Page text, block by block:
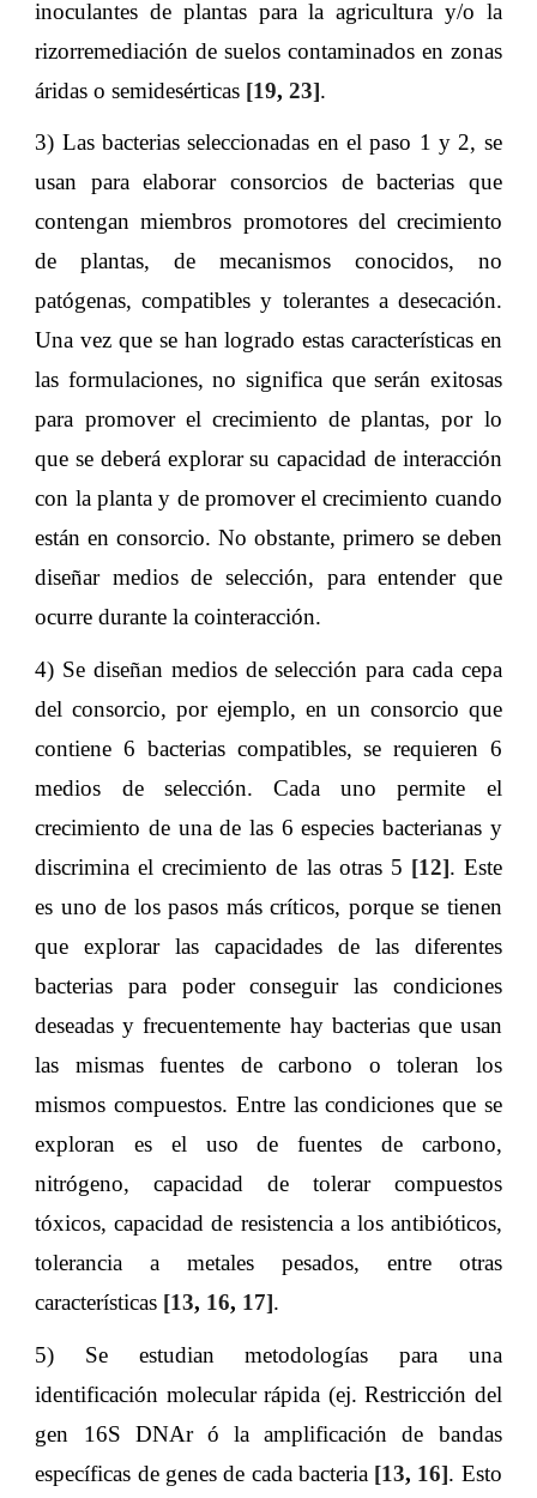
inoculantes de plantas para la agricultura y/o la
rizorremediación de suelos contaminados en zonas
áridas o semidesérticas [19,23].
3) Las bacterias seleccionadas en el paso 1 y 2, se
usan para elaborar consorcios de bacterias que
contengan miembros promotores del crecimiento
de plantas, de mecanismos conocidos, no
patógenas, compatibles y tolerantes a desecación.
Una vez que se han logrado estas características en
las formulaciones, no significa que serán exitosas
para promover el crecimiento de plantas, por lo
que se deberá explorar su capacidad de interacción
con la planta y de promover el crecimiento cuando
están en consorcio. No obstante, primero se deben
diseñar medios de selección, para entender que
ocurre durante la cointeracción.
4) Se diseñan medios de selección para cada cepa
del consorcio, por ejemplo, en un consorcio que
contiene 6 bacterias compatibles, se requieren 6
medios de selección. Cada uno permite el
crecimiento de una de las 6 especies bacterianas y
discrimina el crecimiento de las otras 5 [12]. Este
es uno de los pasos más críticos, porque se tienen
que explorar las capacidades de las diferentes
bacterias para poder conseguir las condiciones
deseadas y frecuentemente hay bacterias que usan
las mismas fuentes de carbono o toleran los
mismos compuestos. Entre las condiciones que se
exploran es el uso de fuentes de carbono,
nitrógeno, capacidad de tolerar compuestos
tóxicos, capacidad de resistencia a los antibióticos,
tolerancia a metales pesados, entre otras
características [13, 16, 17].
5) Se estudian metodologías para una
identificación molecular rápida (ej. Restricción del
gen 16S DNAr ó la amplificación de bandas
específicas de genes de cada bacteria [13, 16]. Esto